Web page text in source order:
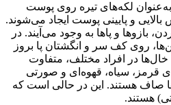
لکه‌های تیره روی پوست
و پایینی پوست ایجاد می‌شوند.
بازوها و پاها به وجود می‌آیند. در
روی کف سر و انگشتان پا بروز
در افراد مختلف، متفاوت
قرمز، سیاه، قهوه‌ای و صورتی
صاف هستند‌. این در حالی است که
هستند.